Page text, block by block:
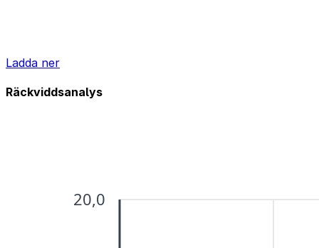
Ladda ner
Räckviddsanalys